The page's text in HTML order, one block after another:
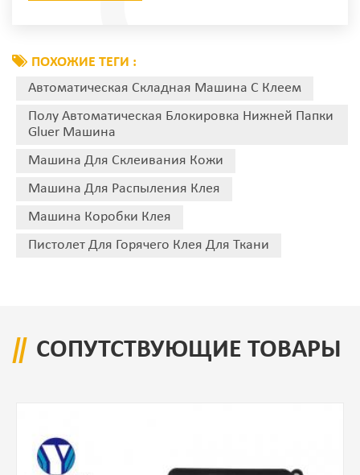
ПОХОЖИЕ ТЕГИ :
Автоматическая Складная Машина С Клеем
Полу Автоматическая Блокировка Нижней Папки
Gluer Машина
Машина Для Склеивания Кожи
Машина Для Распыления Клея
Машина Коробки Клея
Пистолет Для Горячего Клея Для Ткани
СОПУТСТВУЮЩИЕ ТОВАРЫ